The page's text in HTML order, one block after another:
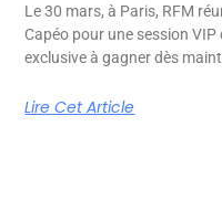
Le 30 mars, à Paris, RFM
Capéo pour une session
exclusive à gagner dès
Lire Cet Article